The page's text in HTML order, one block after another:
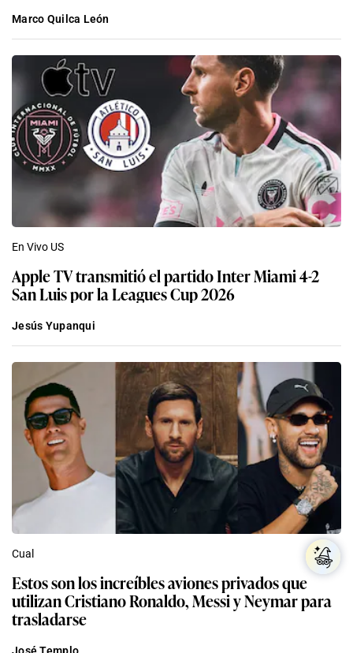
Marco Quilca León
En Vivo US
Apple TV transmitió el partido Inter Miami 4-2
San Luis por la Leagues Cup 2026
Jesús Yupanqui
Cual
Estos son los increíbles aviones privados que
utilizan Cristiano Ronaldo, Messi y Neymar para
trasladarse